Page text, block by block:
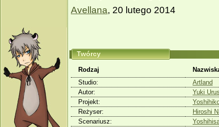
Avellana, 20 lutego 2014
Twórcy
Rodzaj
Studio:
Artland
Autor:
Yuki
Projekt:
Reżyser:
Hiroshi
Scenariusz: